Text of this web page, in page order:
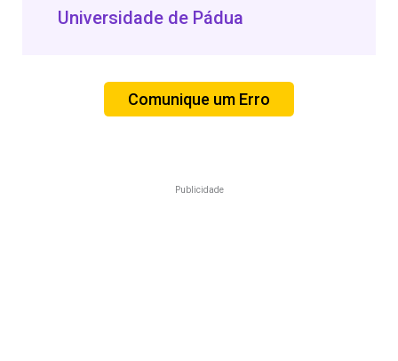
Universidade de Pádua
Comunique um Erro
Publicidade